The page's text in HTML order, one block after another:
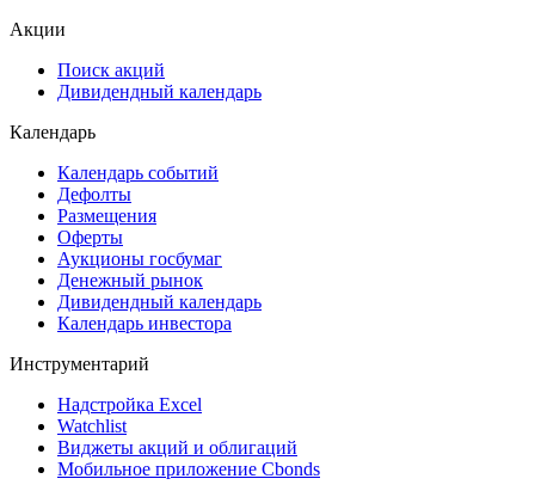
Акции
Поиск акций
Дивидендный календарь
Календарь
Календарь событий
Дефолты
Размещения
Оферты
Аукционы госбумаг
Денежный рынок
Дивидендный календарь
Календарь инвестора
Инструментарий
Надстройка Excel
Watchlist
Виджеты акций и облигаций
Мобильное приложение Cbonds